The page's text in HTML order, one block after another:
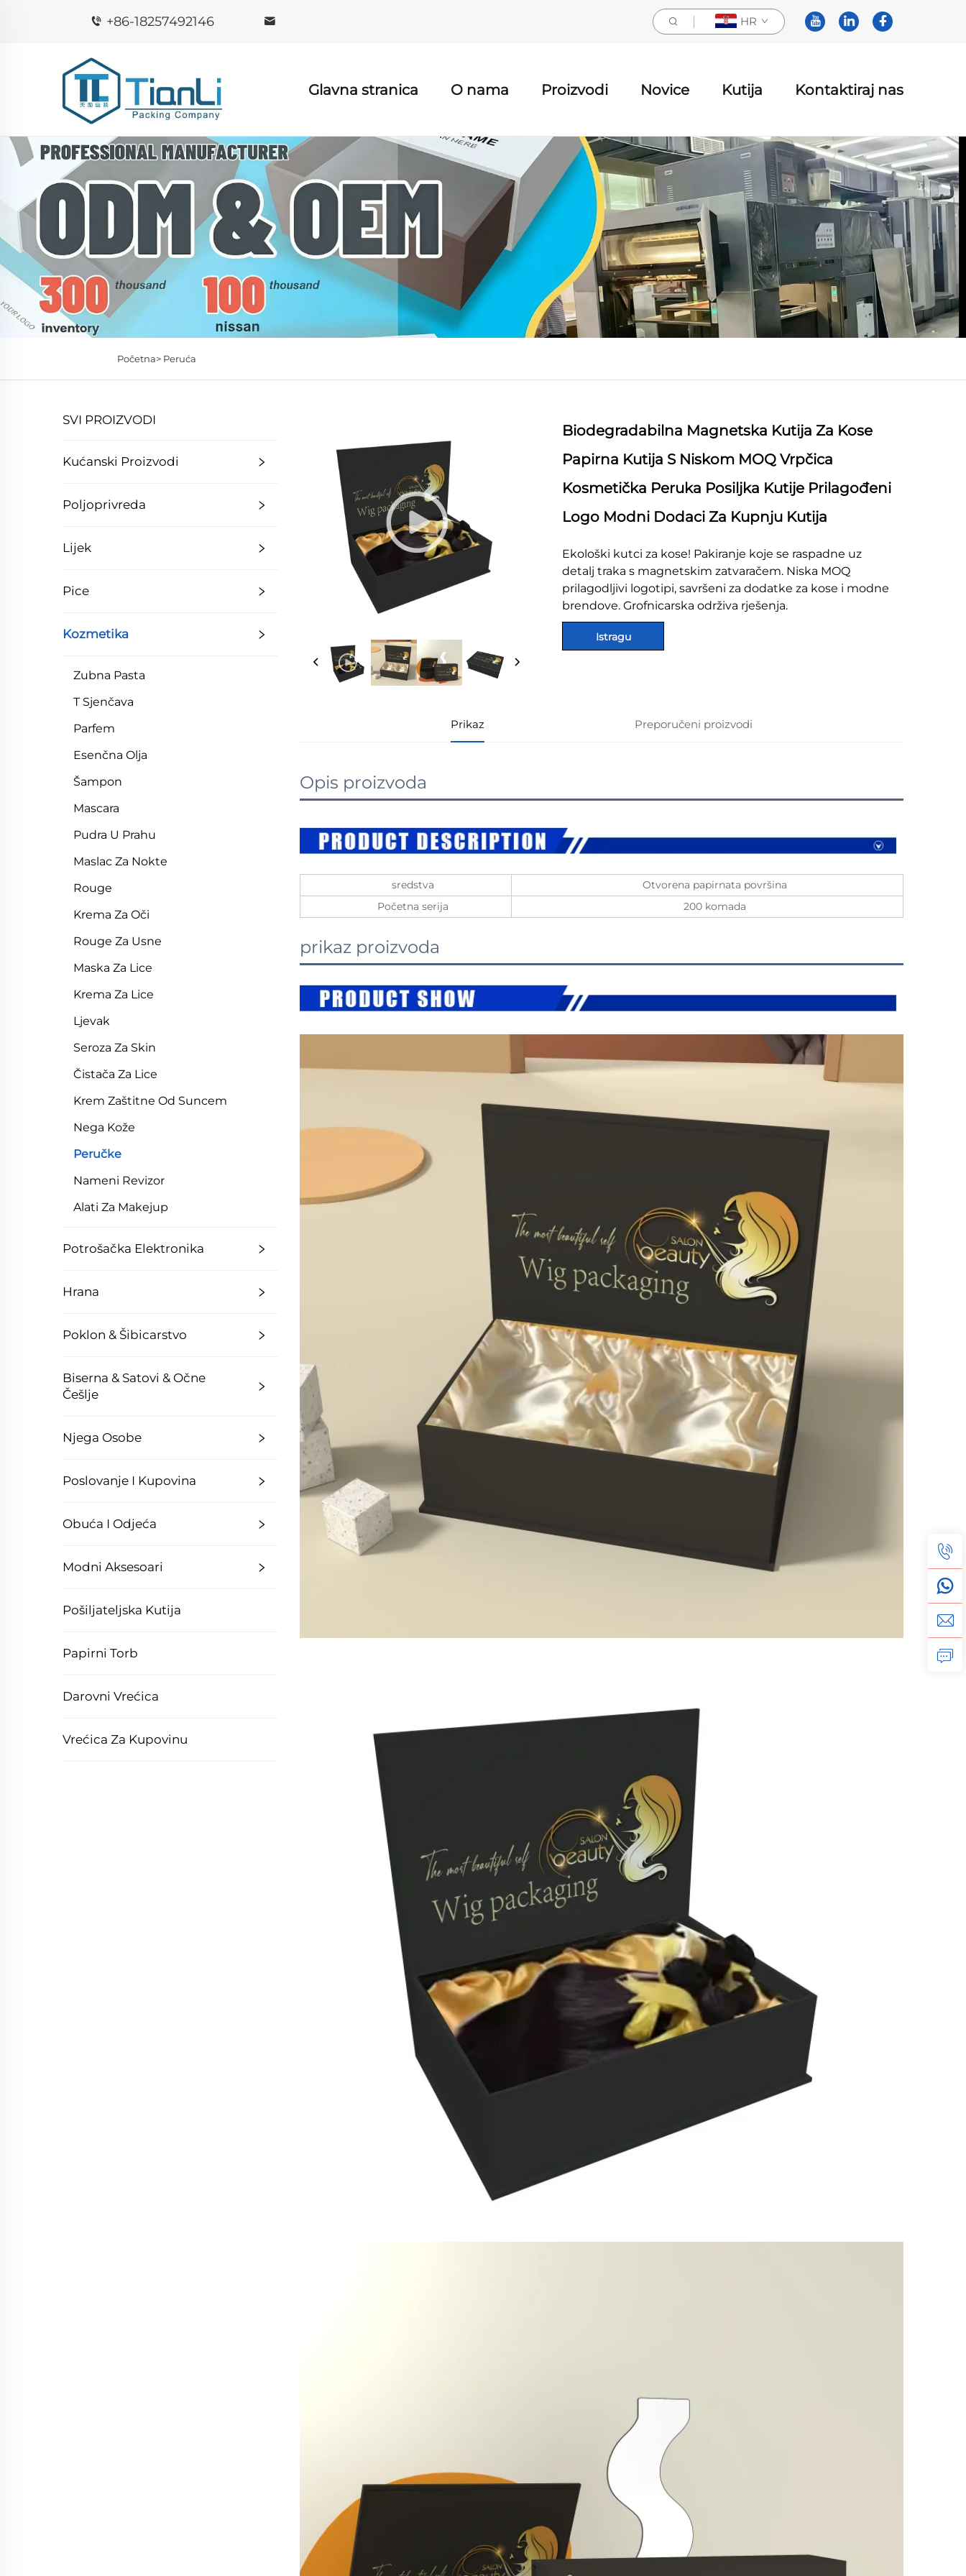
+86-18257492146 HR
Glavna stranica O nama Proizvodi Novice Kutija Kontaktiraj nas
Početna> Peruća
SVI PROIZVODI
Kućanski Proizvodi
Poljoprivreda
Lijek
Pice
Kozmetika
Zubna Pasta
T Sjenčava
Parfem
Esenčna Olja
Šampon
Mascara
Pudra U Prahu
Maslac Za Nokte
Rouge
Krema Za Oči
Rouge Za Usne
Maska Za Lice
Krema Za Lice
Ljevak
Seroza Za Skin
Čistača Za Lice
Krem Zaštitne Od Suncem
Nega Kože
Peručke
Nameni Revizor
Alati Za Makejup
Potrošačka Elektronika
Hrana
Poklon & Šibicarstvo
Biserna & Satovi & Očne
Češlje
Njega Osobe
Poslovanje I Kupovina
Obuća I Odjeća
Modni Aksesoari
Pošiljateljska Kutija
Papirni Torb
Darovni Vrećica
Vrećica Za Kupovinu
Biodegradabilna Magnetska Kutija Za Kose
Papirna Kutija S Niskom MOQ Vrpčica
Kosmetička Peruka Posiljka Kutije Prilagođeni
Logo Modni Dodaci Za Kupnju Kutija
Ekološki kutci za kose! Pakiranje koje se raspadne uz
detalj traka s magnetskim zatvaračem. Niska MOQ
prilagodljivi logotipi, savršeni za dodatke za kose i modne
brendove. Grofnicarska održiva rješenja.
Istragu
Prikaz Preporučeni proizvodi
Opis proizvoda
sredstva
Otvorena papirnata površina
Početna serija
200 komada
prikaz proizvoda